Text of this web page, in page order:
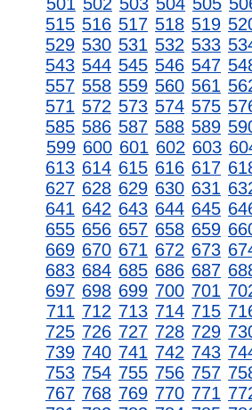
515 516 517 518 519
529 530 531 532 533
543 544 545 546 547
557 558 559 560 561
571 572 573 574 575
585 586 587 588 589
599 600 601 602 603
613 614 615 616 617
627 628 629 630 631
641 642 643 644 645
655 656 657 658 659
669 670 671 672 673
683 684 685 686 687
697 698 699 700 701
711 712 713 714 715
725 726 727 728 729
739 740 741 742 743
753 754 755 756 757
767 768 769 770 771